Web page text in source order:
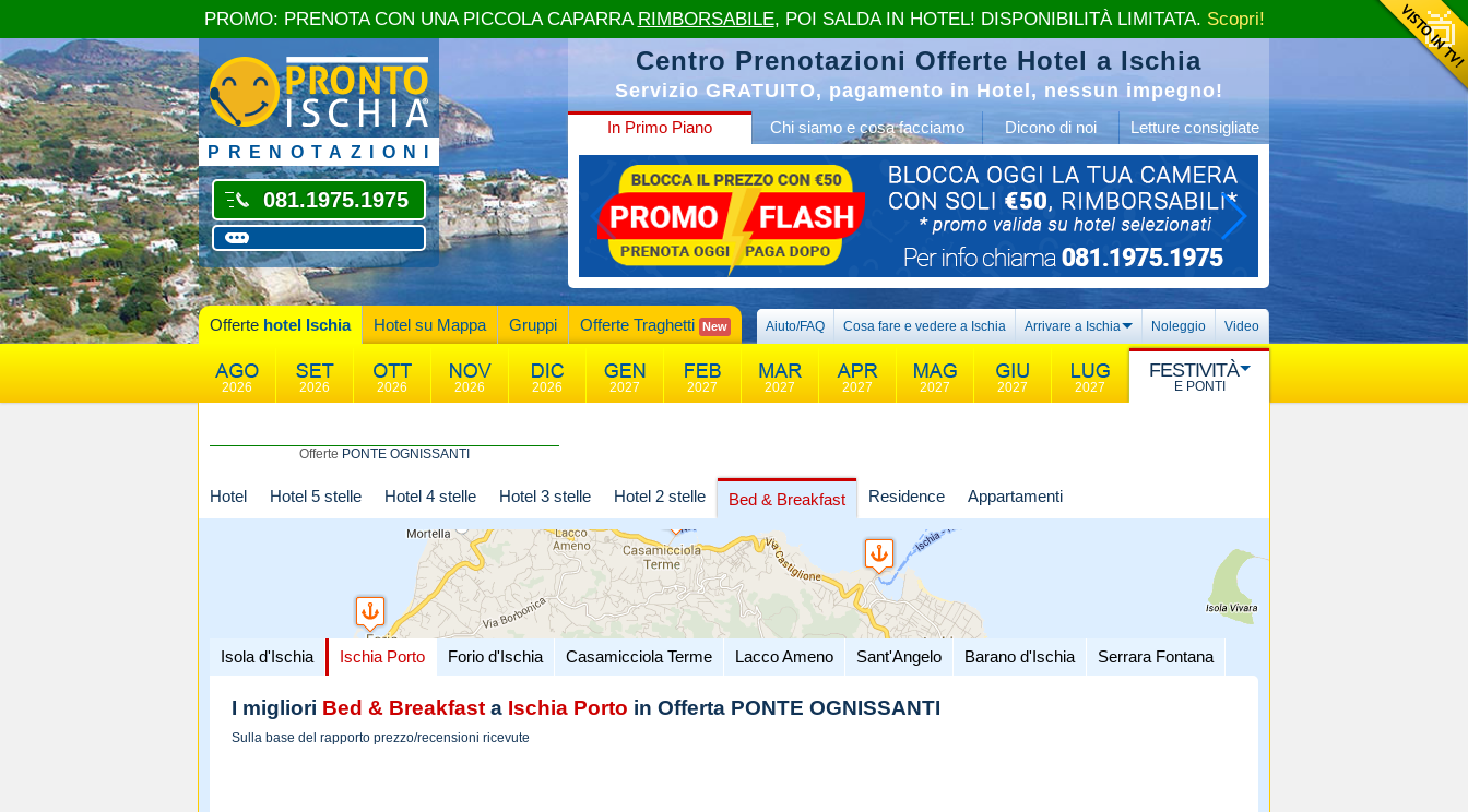
PRENOTAZIONI
081.1975.1975
Centro Prenotazioni Offerte Hotel a Ischia
Servizio GRATUITO, pagamento in Hotel, nessun impegno!
In Primo Piano Chi siamo e cosa facciamo Dicono di noi Letture consigliate
Offerte hotel Ischia Hotel su Mappa Gruppi Offerte Traghetti New Aiuto/FAQ Cosa fare e vedere a Ischia Arrivare a Ischia Noleggio Video
2026 2026 2026 2026 2026 2027 2027 2027 2027 2027 2027 2027
FESTIVITÀ
E PONTI
Offerte PONTE OGNISSANTI
Hotel Hotel 5 stelle Hotel 4 stelle Hotel 3 stelle Hotel 2 stelle Bed & Breakfast Residence Appartamenti
Isola d'Ischia Ischia Porto Forio d'Ischia Casamicciola Terme Lacco Ameno Sant'Angelo Barano d'Ischia Serrara Fontana
I migliori Bed & Breakfast a Ischia Porto in Offerta PONTE OGNISSANTI
Sulla base del rapporto prezzo/recensioni ricevute
PROMO: PRENOTA CON UNA PICCOLA CAPARRA RIMBORSABILE, POI SALDA IN HOTEL! DISPONIBILITÀ LIMITATA. Scopri!